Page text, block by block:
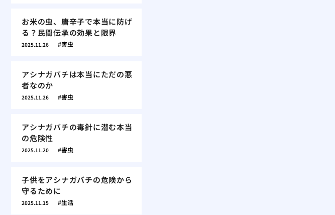
お米の虫、唐辛子で本当に防げ
る？民間伝承の効果と限界
2025.11.26 害虫
アシナガバチは本当にただの悪
者なのか
2025.11.26 害虫
アシナガバチの毒針に潜む本当
の危険性
2025.11.20 害虫
子供をアシナガバチの危険から
守るために
2025.11.15 生活